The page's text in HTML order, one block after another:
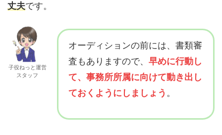
丈夫です。
子役ねっと運営
スタッフ
オーディションの前には、書類審
査もありますので、 早めに行動し
て、事務所所属に向けて動き出し
ておくようにしましょう 。